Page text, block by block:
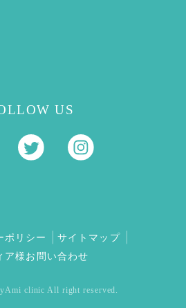
US
ポリシー
サイトマップ
ア様お問い合わせ
clinic All right reserved.